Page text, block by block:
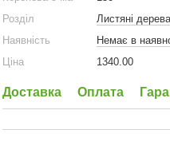
Розділ
Листяні дерева
Наявність
Немає в
Ціна
1340.00
Доставка Оплата